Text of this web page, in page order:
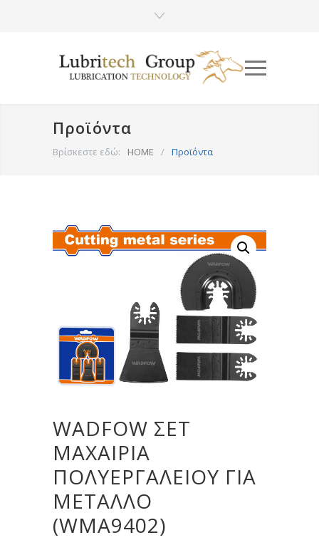
Προϊόντα
Βρίσκεστε εδώ: HOME / Προϊόντα
WADFOW ΣΕΤ
ΜΑΧΑΙΡΙΑ
ΠΟΛΥΕΡΓΑΛΕΙΟΥ ΓΙΑ
ΜΕΤΑΛΛΟ
(WMA9402)